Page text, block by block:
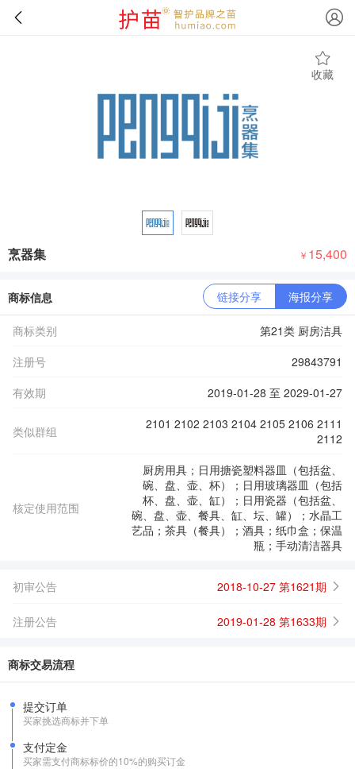
收藏
烹器集 ￥ 15,400
商标信息 链接分享 海报分享
商标类别
第21类 厨房洁具
注册号
29843791
有效期
2019-01-28 至 2029-01-27
类似群组
2101 2102 2103 2104 2105 2106 2111
2112
核定使用范围
厨房用具；日用搪瓷塑料器皿（包括盆、
碗、盘、壶、杯）；日用玻璃器皿（包括
杯、盘、壶、缸）；日用瓷器（包括盆、
碗、盘、壶、餐具、缸、坛、罐）；水晶工
艺品；茶具（餐具）；酒具；纸巾盒；保温
瓶；手动清洁器具
初审公告 2018-10-27 第1621期
注册公告 2019-01-28 第1633期
商标交易流程
提交订单
买家挑选商标并下单
支付定金
买家需支付商标标价的10%的购买订金